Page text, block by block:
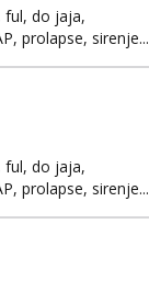
ful, do jaja,
prolapse, sirenje...
ful, do jaja,
prolapse, sirenje...